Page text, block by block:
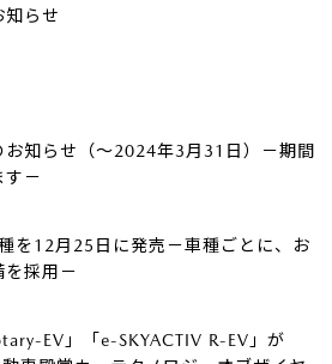
知らせ
お知らせ（～2024年3月31日）－期間
す－
を12月25日に発売－車種ごとに、お
採用－
EV」「e-SKYACTIV R-EV」が